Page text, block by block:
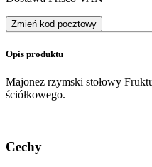
Zmień kod pocztowy
Opis produktu
Majonez rzymski stołowy
ściółkowego.
Cechy